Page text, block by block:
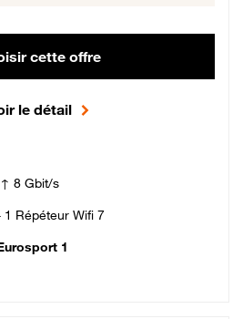
cette offre
le détail
8 Gbit/s
1 Répéteur Wifi 7
1